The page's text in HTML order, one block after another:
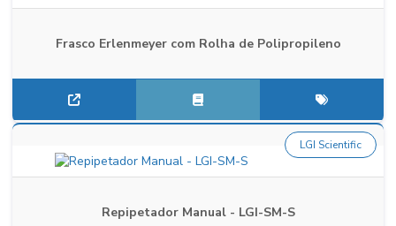
Frasco Erlenmeyer com Rolha de Polipropileno
Repipetador Manual - LGI-SM-S
LGI Scientific